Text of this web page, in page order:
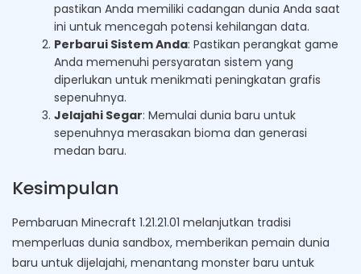
pastikan Anda memiliki cadangan dunia Anda saat
ini untuk mencegah potensi kehilangan data.
Perbarui Sistem Anda: Pastikan perangkat game
Anda memenuhi persyaratan sistem yang
diperlukan untuk menikmati peningkatan grafis
sepenuhnya.
Jelajahi Segar: Memulai dunia baru untuk
sepenuhnya merasakan bioma dan generasi
medan baru.
Kesimpulan
Pembaruan Minecraft 1.21.21.01 melanjutkan tradisi
memperluas dunia sandbox, memberikan pemain dunia
baru untuk dijelajahi, menantang monster baru untuk